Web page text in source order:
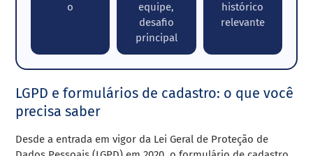
o
equipe,
desafio
principal
histórico
relevante
LGPD e formulários de cadastro: o que você
precisa saber
Desde a entrada em vigor da Lei Geral de Proteção de